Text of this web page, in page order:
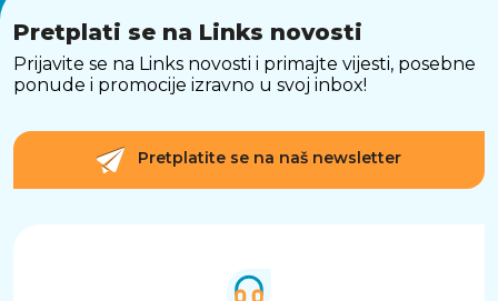
Pretplati se na Links novosti
Prijavite se na Links novosti i primajte vijesti, posebne
ponude i promocije izravno u svoj inbox!
Pretplatite se na naš newsletter